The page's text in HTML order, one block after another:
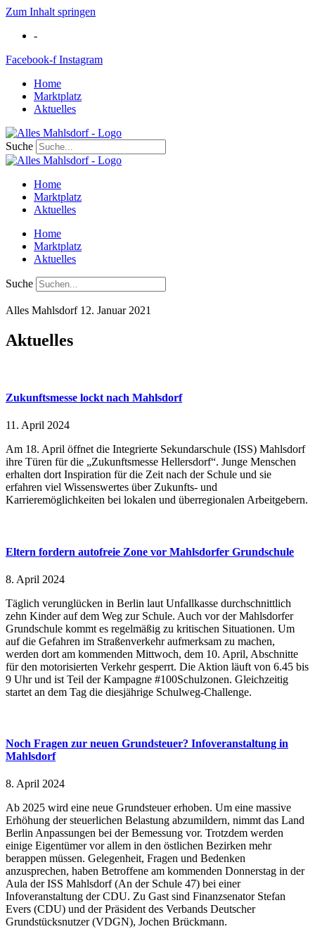
Zum Inhalt springen
-
Facebook-f Instagram
Home
Marktplatz
Aktuelles
Suche
Home
Marktplatz
Aktuelles
Home
Marktplatz
Aktuelles
Suche
Alles Mahlsdorf 12. Januar 2021
Aktuelles
Zukunftsmesse lockt nach Mahlsdorf
11. April 2024
Am 18. April öffnet die Integrierte Sekundarschule (ISS) Mahlsdorf
ihre Türen für die „Zukunftsmesse Hellersdorf“. Junge Menschen
erhalten dort Inspiration für die Zeit nach der Schule und sie
erfahren viel Wissenswertes über Zukunfts- und
Karrieremöglichkeiten bei lokalen und überregionalen Arbeitgebern.
Eltern fordern autofreie Zone vor Mahlsdorfer Grundschule
8. April 2024
Täglich verunglücken in Berlin laut Unfallkasse durchschnittlich
zehn Kinder auf dem Weg zur Schule. Auch vor der Mahlsdorfer
Grundschule kommt es regelmäßig zu kritischen Situationen. Um
auf die Gefahren im Straßenverkehr aufmerksam zu machen,
werden dort am kommenden Mittwoch, dem 10. April, Abschnitte
für den motorisierten Verkehr gesperrt. Die Aktion läuft von 6.45 bis
9 Uhr und ist Teil der Kampagne #100Schulzonen. Gleichzeitig
startet an dem Tag die diesjährige Schulweg-Challenge.
Noch Fragen zur neuen Grundsteuer? Infoveranstaltung in
Mahlsdorf
8. April 2024
Ab 2025 wird eine neue Grundsteuer erhoben. Um eine massive
Erhöhung der steuerlichen Belastung abzumildern, nimmt das Land
Berlin Anpassungen bei der Bemessung vor. Trotzdem werden
einige Eigentümer vor allem in den östlichen Bezirken mehr
berappen müssen. Gelegenheit, Fragen und Bedenken
anzusprechen, haben Betroffene am kommenden Donnerstag in der
Aula der ISS Mahlsdorf (An der Schule 47) bei einer
Infoveranstaltung der CDU. Zu Gast sind Finanzsenator Stefan
Evers (CDU) und der Präsident des Verbands Deutscher
Grundstücksnutzer (VDGN), Jochen Brückmann.